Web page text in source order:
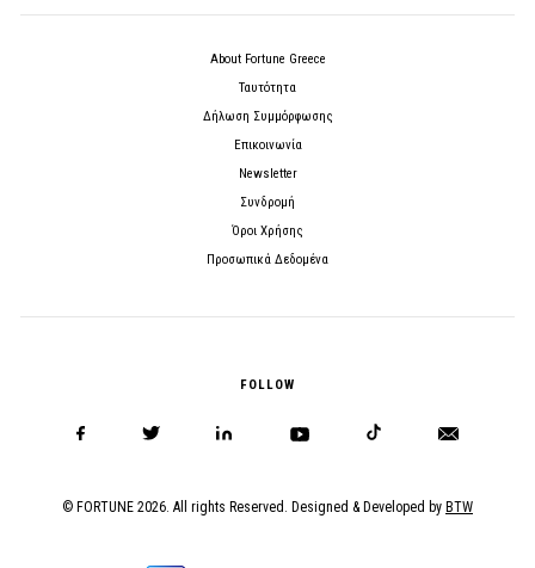
About Fortune Greece
Ταυτότητα
Δήλωση Συμμόρφωσης
Επικοινωνία
Newsletter
Συνδρομή
Όροι Χρήσης
Προσωπικά Δεδομένα
FOLLOW
© FORTUNE 2026. All rights Reserved. Designed & Developed by BTW